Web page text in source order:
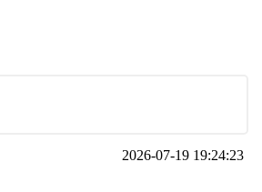
2026-07-19 19:24:23